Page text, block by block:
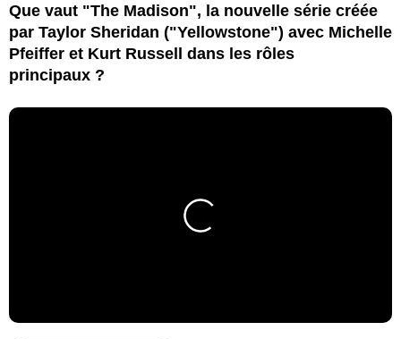
Que vaut "The Madison", la nouvelle série créée
par Taylor Sheridan ("Yellowstone") avec Michelle
Pfeiffer et Kurt Russell dans les rôles
principaux ?